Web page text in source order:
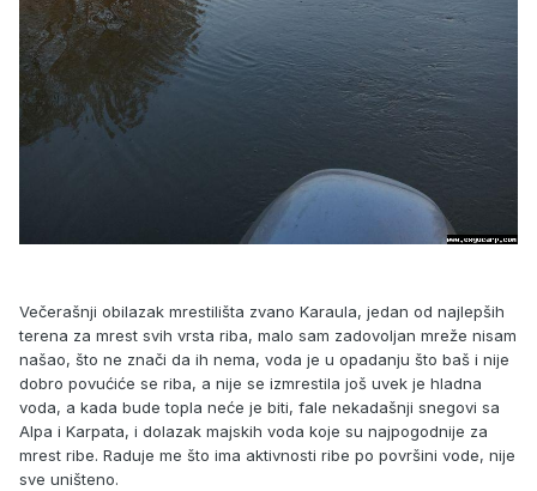
Večerašnji obilazak mrestilišta zvano Karaula, jedan od najlepših
terena za mrest svih vrsta riba, malo sam zadovoljan mreže nisam
našao, što ne znači da ih nema, voda je u opadanju što baš i nije
dobro povućiće se riba, a nije se izmrestila još uvek je hladna
voda, a kada bude topla neće je biti, fale nekadašnji snegovi sa
Alpa i Karpata, i dolazak majskih voda koje su najpogodnije za
mrest ribe. Raduje me što ima aktivnosti ribe po površini vode, nije
sve uništeno.